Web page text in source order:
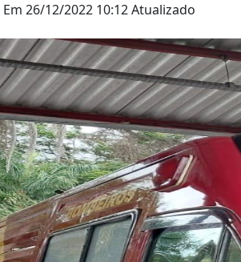
Em 26/12/2022 10:12Atualizado